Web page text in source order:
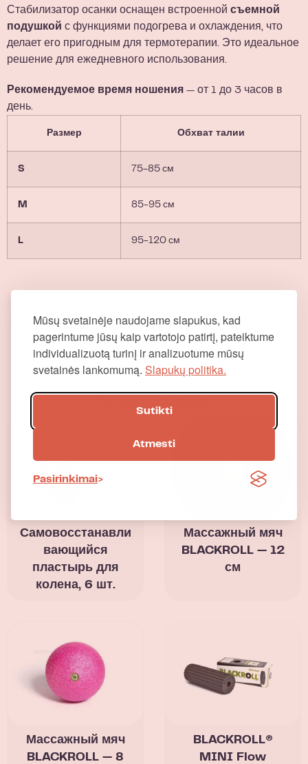
Mūsų svetainėje naudojame slapukus, kad
pagerintume jūsų kaip vartotojo patirtį, pateiktume
individualizuotą turinį ir analizuotume mūsų
svetainės lankomumą. Slapukų politika.
Sutikti
Atmesti
Pasirinkimai
Стабилизатор осанки оснащен встроенной съемной
подушкой с функциями подогрева и охлаждения, что
делает его пригодным для термотерапии. Это идеальное
решение для ежедневного использования.
Рекомендуемое время ношения — от 1 до 3 часов в
день.
Размер Обхват талии
S 75-85 см
M 85-95 см
L 95-120 см
Похожие товары
Самовосстанавли
вающийся
пластырь для
колена, 6 шт.
Массажный мяч
BLACKROLL — 12
см
Массажный мяч
BLACKROLL — 8
BLACKROLL®
MINI Flow